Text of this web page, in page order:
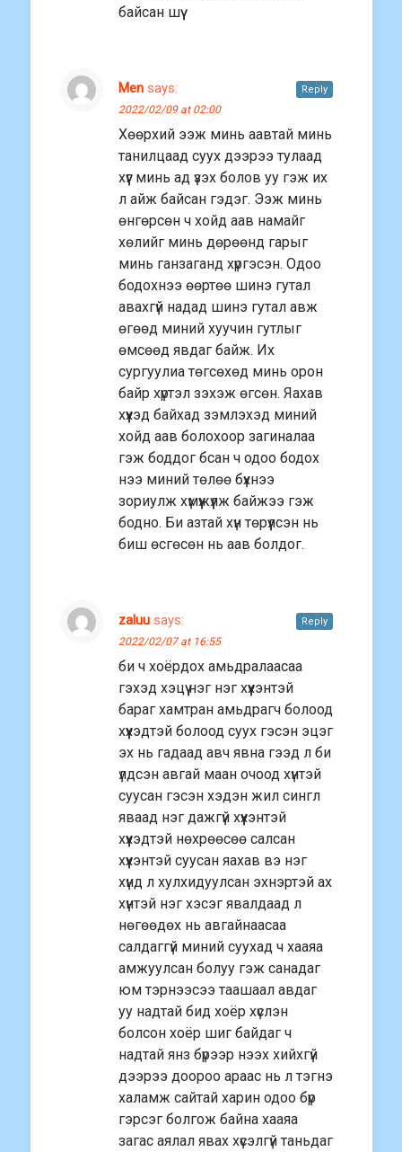
байсан шүү
Men says:
2022/02/09 at 02:00
Хөөрхий ээж минь аавтай минь
танилцаад суух дээрээ тулаад
хүүг минь ад үзэх болов уу гэж их
л айж байсан гэдэг. Ээж минь
өнгөрсөн ч хойд аав намайг
хөлийг минь дөрөөнд гарыг
минь ганзаганд хүргэсэн. Одоо
бодохнээ өөртөө шинэ гутал
авахгүй надад шинэ гутал авж
өгөөд миний хуучин гутлыг
өмсөөд явдаг байж. Их
сургуулиа төгсөхөд минь орон
байр хүртэл зэхэж өгсөн. Яахав
хүүхэд байхад зэмлэхэд миний
хойд аав болохоор загиналаа
гэж боддог бсан ч одоо бодох
нээ миний төлөө бүхнээ
зориулж хүмүүжүүлж байжээ гэж
бодно. Би азтай хүн төрүүлсэн нь
биш өсгөсөн нь аав болдог.
Reply
zaluu says:
2022/02/07 at 16:55
би ч хоёрдох амьдралаасаа
гэхэд хэцүү нэг нэг хүүхэнтэй
бараг хамтран амьдрагч болоод
хүүхэдтэй болоод суух гэсэн эцэг
эх нь гадаад авч явна гээд л би
үлдсэн авгай маан очоод хүнтэй
суусан гэсэн хэдэн жил сингл
яваад нэг дажгүй хүүхэнтэй
хүүхэдтэй нөхрөөсөө салсан
хүүхэнтэй суусан яахав вэ нэг
хүнд л хулхидуулсан эхнэртэй ах
хүнтэй нэг хэсэг явалдаад л
нөгөөдөх нь авгайнаасаа
салдаггүй миний суухад ч хааяа
амжуулсан болуу гэж санадаг
юм тэрнээсээ таашаал авдаг
уу надтай бид хоёр хүслэн
болсон хоёр шиг байдаг ч
надтай янз бүрээр нээх хийхгүй
дээрээ доороо араас нь л тэгнэ
халамж сайтай харин одоо бүр
гэрсэг болгож байна хааяа
загас аялал явах хүсэлгүй таньдаг
Reply